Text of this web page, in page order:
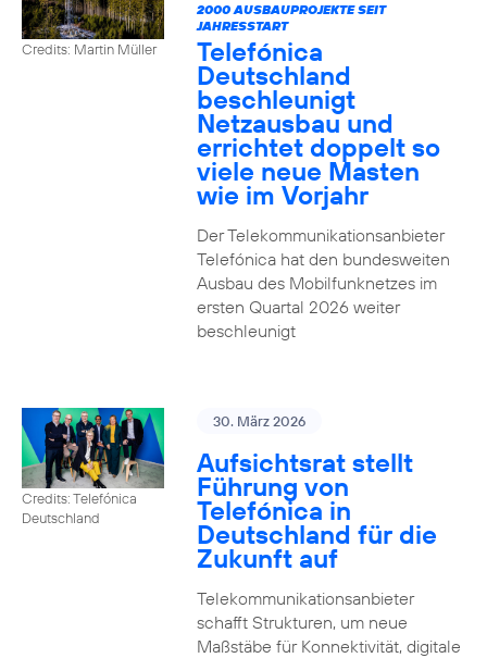
Credits: Martin Müller
2000 AUSBAUPROJEKTE SEIT
JAHRESSTART
Telefónica
Deutschland
beschleunigt
Netzausbau und
errichtet doppelt so
viele neue Masten
wie im Vorjahr
Der Telekommunikationsanbieter
Telefónica hat den bundesweiten
Ausbau des Mobilfunknetzes im
ersten Quartal 2026 weiter
beschleunigt
Credits: Telefónica
Deutschland
30. März 2026
Aufsichtsrat stellt
Führung von
Telefónica in
Deutschland für die
Zukunft auf
Telekommunikationsanbieter
schafft Strukturen, um neue
Maßstäbe für Konnektivität, digitale